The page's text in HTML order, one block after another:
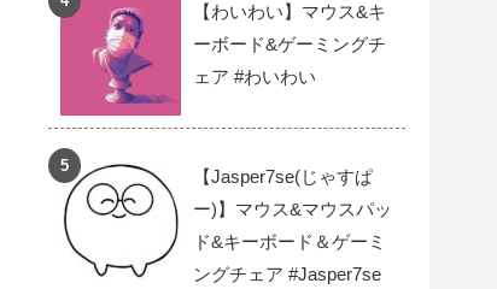
【わいわい】マウス&キ
ーボード&ゲーミングチ
ェア #わいわい
【Jasper7se(じゃすぱ
ー)】マウス&マウスパッ
ド&キーボード＆ゲーミ
ングチェア #Jasper7se